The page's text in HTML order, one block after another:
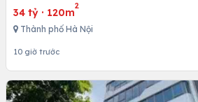
34 tỷ · 120m
2
Thành phố Hà Nội
10 giờ trước